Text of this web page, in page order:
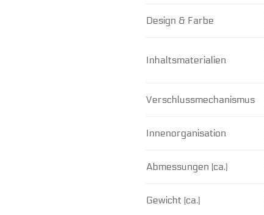
Design & Farbe
Inhaltsmaterialien
Verschlussmechanismus
Innenorganisation
Abmessungen (ca.)
Gewicht (ca.)